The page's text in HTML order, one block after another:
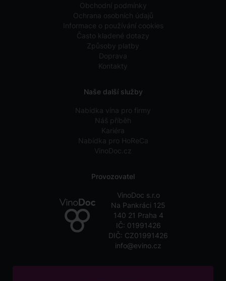
Obchodní podmínky
Ochrana osobních údajů
Informace o používání cookies
Často kladené dotazy
Způsoby platby
Doprava
Kontakty
Naše další služby
Nabídka vína pro firmy
Náš příběh
Kariéra
Nabídka pro HoReCa
VinoDoc.cz
Provozovatel
VinoDoc s.r.o
Na Pankráci 125
140 21 Praha 4
IČ: 01991426
DIČ: CZ01991426
info@evino.cz